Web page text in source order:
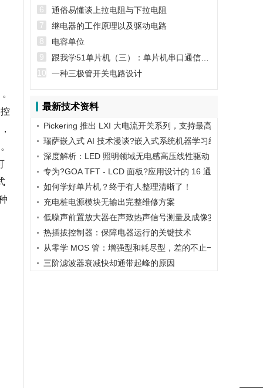
通俗易懂谈上拉电阻与下拉电阻
6
继电器的工作原理以及驱动电路
7
电容单位
8
9
一种三极管开关电路设计
10
最新技术资料
Pickering 推出 LXI 大电流开关系列，支持最高 80A、300V
瑞萨嵌入式 AI 技术漫谈?嵌入式系统机器学习终极指南
深度解析：LED 照明领域无电感高压线性驱动 IC - WD10 -
专为?GOA TFT - LCD 面板?应用设计的 16 通道高压电平
如何学好单片机？终于有人整理清晰了！
充电桩电源模块无输出完整维修方案
低噪声前置放大器在声致热声信号测量及成像实验研究中的
热插拔控制器：保障电器运行的关键技术
从零学 MOS 管：增强型和耗尽型，差的不止一点点
三阶滤波器衰减快却通带起峰的原因